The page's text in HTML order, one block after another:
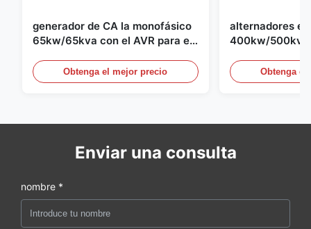
generador de CA la monofásico
65kw/65kva con el AVR para el
Obtenga el mejor precio
alternadores
400kw/500kva
generador de
Obtenga el
Enviar una consulta
nombre *